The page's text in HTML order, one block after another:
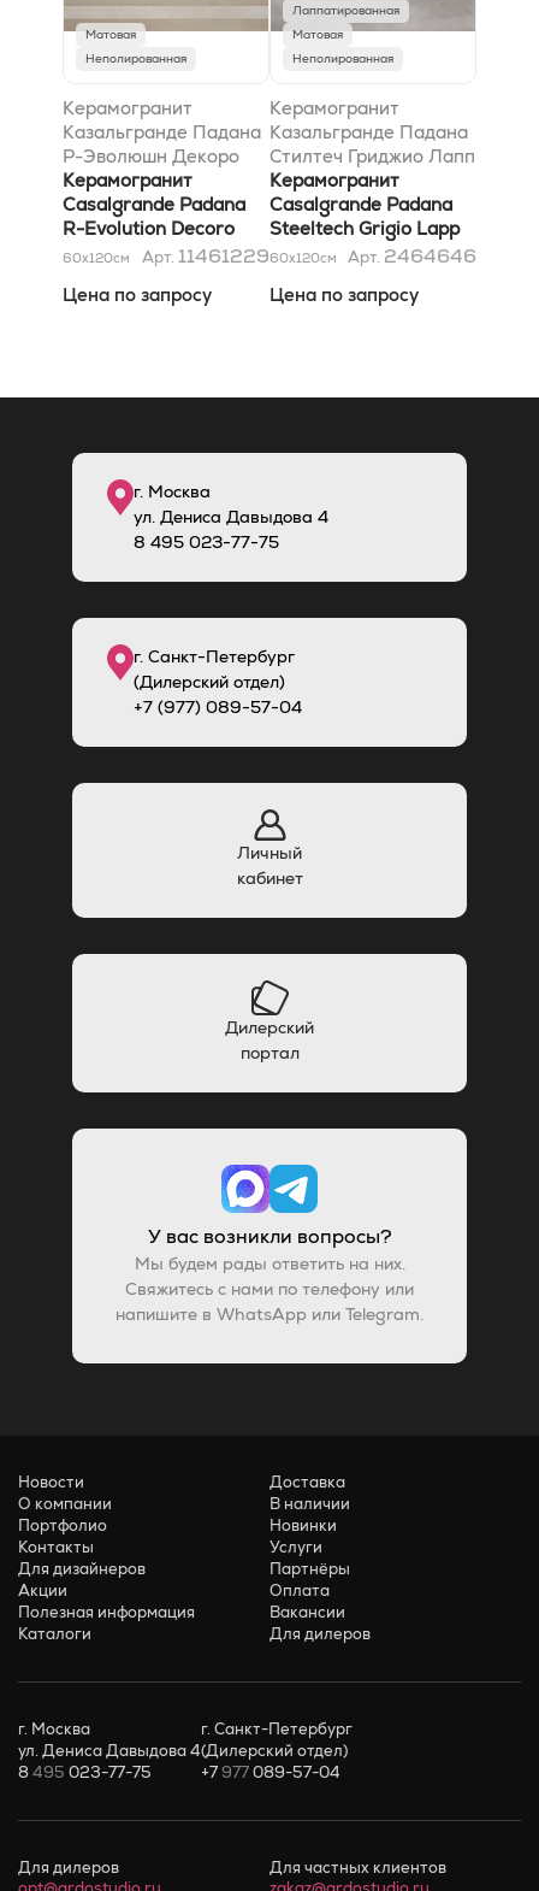
Матовая
Неполированная
Керамогранит
Казальгранде Падана
Р-Эволюшн Декоро
Стрипес Сэнд-Тортора
60x120
Керамогранит
Casalgrande Padana
R-Evolution Decoro
Stripes Sand-Tortora
60x120см Арт. 11461229
Цена по запросу
Лаппатированная
Матовая
Неполированная
Керамогранит
Казальгранде Падана
Стилтеч Гриджио Лапп
*36SC 60x120
Керамогранит
Casalgrande Padana
Steeltech Grigio Lapp
*36SC 60x120
60x120см Арт. 2464646
Цена по запросу
г. Москва
ул. Дениса Давыдова 4
8 495 023-77-75
г. Санкт-Петербург
(Дилерский отдел)
+7 (977) 089-57-04
Личный
кабинет
Дилерский
портал
У вас возникли вопросы?
Мы будем рады ответить на них.
Свяжитесь с нами по телефону или
напишите в WhatsApp или Telegram.
Новости
О компании
Портфолио
Контакты
Для дизайнеров
Акции
Полезная информация
Каталоги
Доставка
В наличии
Новинки
Услуги
Партнёры
Оплата
Вакансии
Для дилеров
г. Москва
ул. Дениса Давыдова 4
8495 023-77-75
г. Санкт-Петербург
(Дилерский отдел)
+7977089-57-04
Для дилеров
Для частных клиентов